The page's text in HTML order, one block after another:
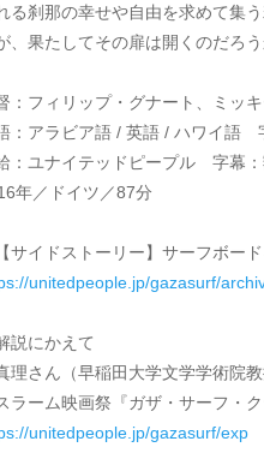
る刹那の幸せや自由を求めて集
、果たしてその扉は開くのだろう
：フィリップ・グナート、ミッ
：アラビア語 / 英語 / ハワイ語
：ユナイテッドピープル 字幕
年／ドイツ／87分
サイドストーリー】サーフボー
unitedpeople.jp/gazasurf/
説にかえて
理さん（早稲田大学文学学術院
ラーム映画祭『ガザ・サーフ・
unitedpeople.jp/gazasurf/exp